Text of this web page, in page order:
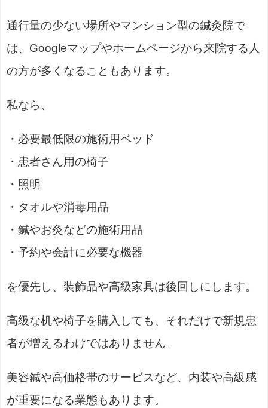
通行量の少ない場所やマンション型の鍼灸院で
は、Googleマップやホームページから来院する人
の方が多くなることもあります。
私なら、
・必要最低限の施術用ベッド
・患者さん用の椅子
・照明
・タオルや消毒用品
・鍼やお灸などの施術用品
・予約や会計に必要な機器
を優先し、装飾品や高級家具は後回しにします。
高級な机や椅子を購入しても、それだけで新規患
者が増えるわけではありません。
美容鍼や高価格帯のサービスなど、内装や高級感
が重要になる業態もあります。